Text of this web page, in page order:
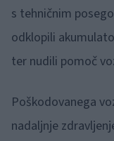
s tehničnim
odklopili
ter nudili pomoč
Poškodovanega
nadaljnje